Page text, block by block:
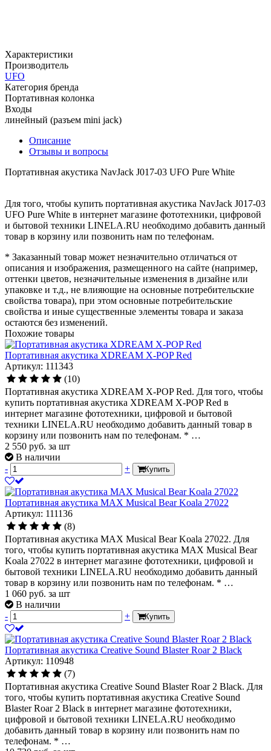
Характеристики
Производитель
UFO
Категория бренда
Портативная колонка
Входы
линейный (разъем mini jack)
Описание
Отзывы и вопросы
Портативная акустика NavJack J017-03 UFO Pure White
Для того, чтобы купить портативная акустика NavJack J017-03
UFO Pure White в интернет магазине фототехники, цифровой
и бытовой техники LINELA.RU необходимо добавить данный
товар в корзину или позвонить нам по телефонам.
* Заказанный товар может незначительно отличаться от
описания и изображения, размещенного на сайте (например,
оттенки цветов, незначительные изменения в дизайне или
упаковке и т.д., не влияющие на основные потребительские
свойства товара), при этом основные потребительские
свойства и иные существенные элементы товара и заказа
остаются без изменений.
Похожие товары
Портативная акустика XDREAM X-POP Red
Артикул: 111343
(10)
Портативная акустика XDREAM X-POP Red. Для того, чтобы
купить портативная акустика XDREAM X-POP Red в
интернет магазине фототехники, цифровой и бытовой
техники LINELA.RU необходимо добавить данный товар в
корзину или позвонить нам по телефонам. * …
2 550 руб. за шт
В наличии
-
+ Купить
Портативная акустика MAX Musical Bear Koala 27022
Артикул: 111136
(8)
Портативная акустика MAX Musical Bear Koala 27022. Для
того, чтобы купить портативная акустика MAX Musical Bear
Koala 27022 в интернет магазине фототехники, цифровой и
бытовой техники LINELA.RU необходимо добавить данный
товар в корзину или позвонить нам по телефонам. * …
1 060 руб. за шт
В наличии
-
+ Купить
Портативная акустика Creative Sound Blaster Roar 2 Black
Артикул: 110948
(7)
Портативная акустика Creative Sound Blaster Roar 2 Black. Для
того, чтобы купить портативная акустика Creative Sound
Blaster Roar 2 Black в интернет магазине фототехники,
цифровой и бытовой техники LINELA.RU необходимо
добавить данный товар в корзину или позвонить нам по
телефонам. * …